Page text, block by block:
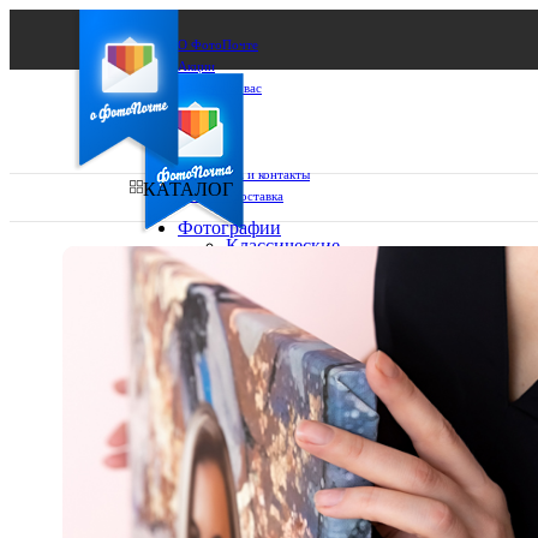
О ФотоПочте
Акции
Сделаем за вас
Бизнесу
FAQ
Франшиза
Поддержка и контакты
Оплата и доставка
Ваш город:
Ваш регион доставки
Выберите из списка:
КАТАЛОГ
Фотографии
Классические
13х18
15х15
15х20
20х20
20х30
30х30
30х40
А4
Фото
в